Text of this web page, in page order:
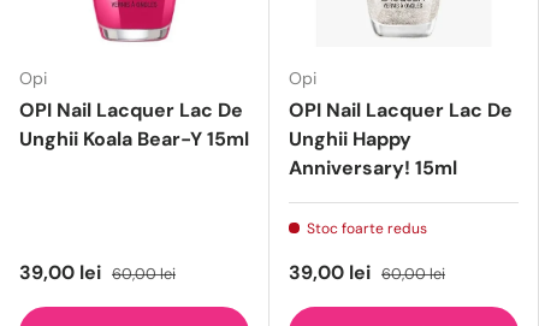
Opi
OPI Nail Lacquer Lac De
Unghii Koala Bear-Y 15ml
39,00 lei 60,00 lei
Opi
OPI Nail Lacquer Lac De
Unghii Happy
Anniversary! 15ml
Stoc foarte redus
39,00 lei 60,00 lei